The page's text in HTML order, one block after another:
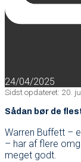
24/04/2025
Sidst opdateret: 20.
Sådan bør de
Warren Buffett –
– har af flere
meget godt.